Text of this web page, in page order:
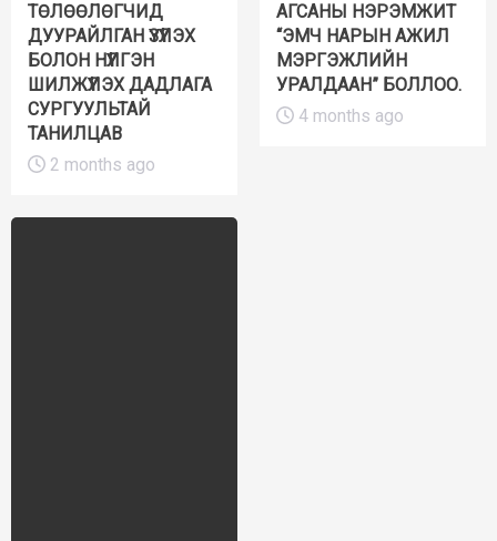
ТӨЛӨӨЛӨГЧИД
ДУУРАЙЛГАН ҮЗҮҮЛЭХ
БОЛОН НҮҮЛГЭН
ШИЛЖҮҮЛЭХ ДАДЛАГА
СУРГУУЛЬТАЙ
ТАНИЛЦАВ
2 months ago
АГСАНЫ НЭРЭМЖИТ
“ЭМЧ НАРЫН АЖИЛ
МЭРГЭЖЛИЙН
УРАЛДААН” БОЛЛОО.
4 months ago